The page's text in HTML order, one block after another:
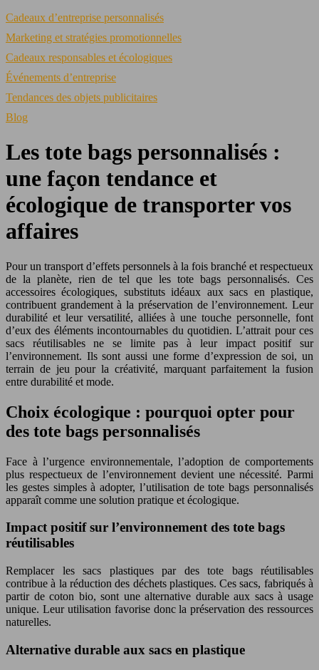
Cadeaux d’entreprise personnalisés
Marketing et stratégies promotionnelles
Cadeaux responsables et écologiques
Événements d’entreprise
Tendances des objets publicitaires
Blog
Les tote bags personnalisés :
une façon tendance et
écologique de transporter vos
affaires
Pour un transport d’effets personnels à la fois branché et respectueux
de la planète, rien de tel que les tote bags personnalisés. Ces
accessoires écologiques, substituts idéaux aux sacs en plastique,
contribuent grandement à la préservation de l’environnement. Leur
durabilité et leur versatilité, alliées à une touche personnelle, font
d’eux des éléments incontournables du quotidien. L’attrait pour ces
sacs réutilisables ne se limite pas à leur impact positif sur
l’environnement. Ils sont aussi une forme d’expression de soi, un
terrain de jeu pour la créativité, marquant parfaitement la fusion
entre durabilité et mode.
Choix écologique : pourquoi opter pour
des tote bags personnalisés
Face à l’urgence environnementale, l’adoption de comportements
plus respectueux de l’environnement devient une nécessité. Parmi
les gestes simples à adopter, l’utilisation de tote bags personnalisés
apparaît comme une solution pratique et écologique.
Impact positif sur l’environnement des tote bags
réutilisables
Remplacer les sacs plastiques par des tote bags réutilisables
contribue à la réduction des déchets plastiques. Ces sacs, fabriqués à
partir de coton bio, sont une alternative durable aux sacs à usage
unique. Leur utilisation favorise donc la préservation des ressources
naturelles.
Alternative durable aux sacs en plastique